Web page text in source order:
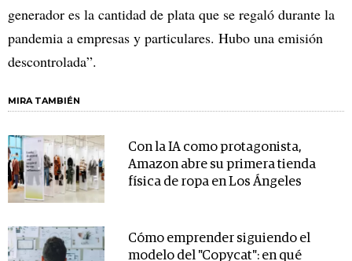
generador es la cantidad de plata que se regaló durante la
pandemia a empresas y particulares. Hubo una emisión
descontrolada”.
MIRA TAMBIÉN
Con la IA como protagonista,
Amazon abre su primera tienda
física de ropa en Los Ángeles
Cómo emprender siguiendo el
modelo del "Copycat": en qué